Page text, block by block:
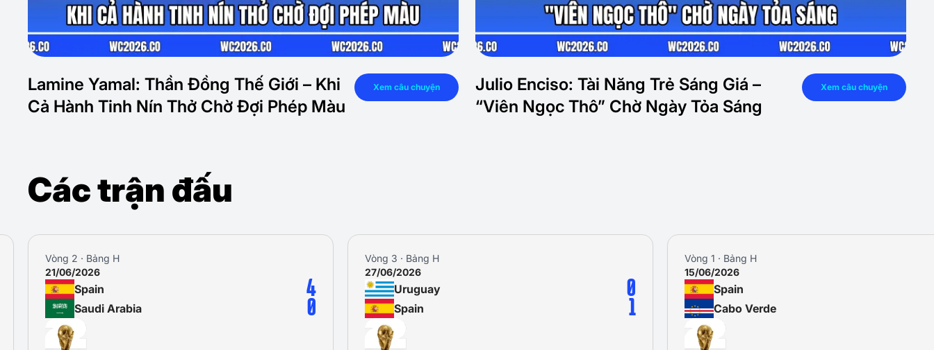
Lamine Yamal: Thần Đồng Thế Giới – Khi
Cả Hành Tinh Nín Thở Chờ Đợi Phép Màu
Xem câu chuyện
Julio Enciso: Tài Năng Trẻ Sáng Giá –
“Viên Ngọc Thô” Chờ Ngày Tỏa Sáng
Xem câu chuyện
Các trận đấu
Vòng 2 · Bảng H
21/06/2026
Spain
Saudi Arabia
4
0
Vòng 3 · Bảng H
27/06/2026
Uruguay
Spain
0
1
Vòng 1 · Bảng H
15/06/2026
Spain
Cabo Verde